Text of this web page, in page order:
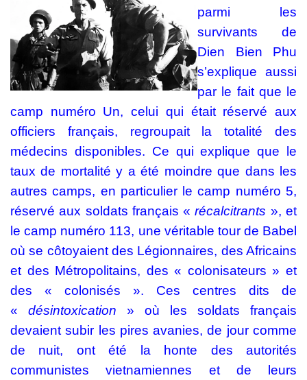
parmi les
survivants de
Dien Bien Phu
s’explique aussi
par le fait que le
camp numéro Un, celui qui était réservé aux
officiers français, regroupait la totalité des
médecins disponibles. Ce qui explique que le
taux de mortalité y a été moindre que dans les
autres camps, en particulier le camp numéro 5,
réservé aux soldats français « récalcitrants », et
le camp numéro 113, une véritable tour de Babel
où se côtoyaient des Légionnaires, des Africains
et des Métropolitains, des « colonisateurs » et
des « colonisés ». Ces centres dits de
« désintoxication
» où les soldats français
devaient subir les pires avanies, de jour comme
de nuit, ont été la honte des autorités
communistes vietnamiennes et de leurs